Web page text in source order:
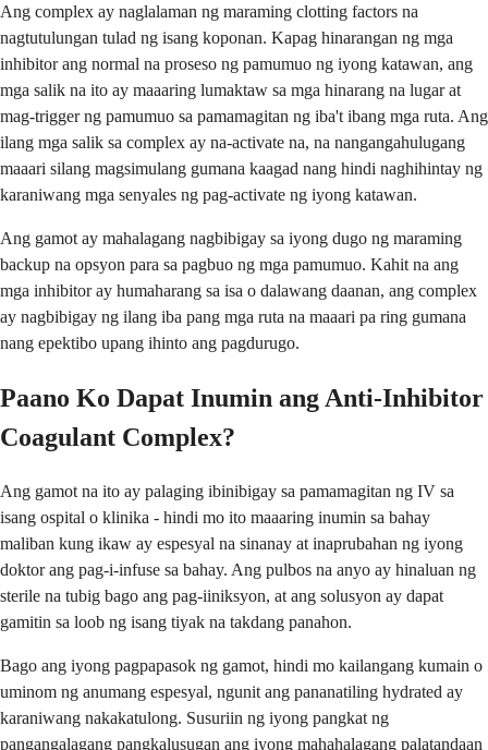
Ang complex ay naglalaman ng maraming clotting factors na
nagtutulungan tulad ng isang koponan. Kapag hinarangan ng mga
inhibitor ang normal na proseso ng pamumuo ng iyong katawan, ang
mga salik na ito ay maaaring lumaktaw sa mga hinarang na lugar at
mag-trigger ng pamumuo sa pamamagitan ng iba't ibang mga ruta. Ang
ilang mga salik sa complex ay na-activate na, na nangangahulugang
maaari silang magsimulang gumana kaagad nang hindi naghihintay ng
karaniwang mga senyales ng pag-activate ng iyong katawan.
Ang gamot ay mahalagang nagbibigay sa iyong dugo ng maraming
backup na opsyon para sa pagbuo ng mga pamumuo. Kahit na ang
mga inhibitor ay humaharang sa isa o dalawang daanan, ang complex
ay nagbibigay ng ilang iba pang mga ruta na maaari pa ring gumana
nang epektibo upang ihinto ang pagdurugo.
Paano Ko Dapat Inumin ang Anti-Inhibitor
Coagulant Complex?
Ang gamot na ito ay palaging ibinibigay sa pamamagitan ng IV sa
isang ospital o klinika - hindi mo ito maaaring inumin sa bahay
maliban kung ikaw ay espesyal na sinanay at inaprubahan ng iyong
doktor ang pag-i-infuse sa bahay. Ang pulbos na anyo ay hinaluan ng
sterile na tubig bago ang pag-iiniksyon, at ang solusyon ay dapat
gamitin sa loob ng isang tiyak na takdang panahon.
Bago ang iyong pagpapasok ng gamot, hindi mo kailangang kumain o
uminom ng anumang espesyal, ngunit ang pananatiling hydrated ay
karaniwang nakakatulong. Susuriin ng iyong pangkat ng
pangangalagang pangkalusugan ang iyong mahahalagang palatandaan